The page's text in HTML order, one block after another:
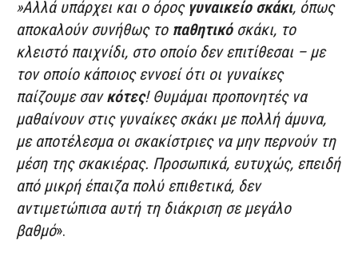
»Αλλά υπάρχει και ο όρος γυναικείο σκάκι, όπως
αποκαλούν συνήθως το παθητικόσκάκι, το
κλειστό παιχνίδι, στο οποίο δεν επιτίθεσαι – με
τον οποίο κάποιος εννοεί ότι οι γυναίκες
παίζουμε σανκότες! Θυμάμαι προπονητές να
μαθαίνουν στις γυναίκες σκάκι με πολλή άμυνα,
με αποτέλεσμα οι σκακίστριες να μην περνούν τη
μέση της σκακιέρας. Προσωπικά, ευτυχώς, επειδή
από μικρή έπαιζα πολύ επιθετικά, δεν
αντιμετώπισα αυτή τη διάκριση σε μεγάλο
βαθμό».